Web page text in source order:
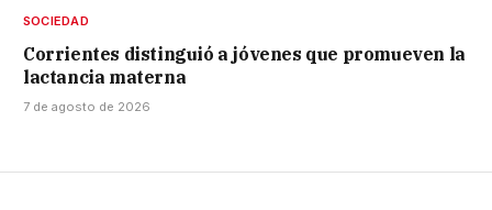
SOCIEDAD
Corrientes distinguió a jóvenes que promueven la
lactancia materna
7 de agosto de 2026